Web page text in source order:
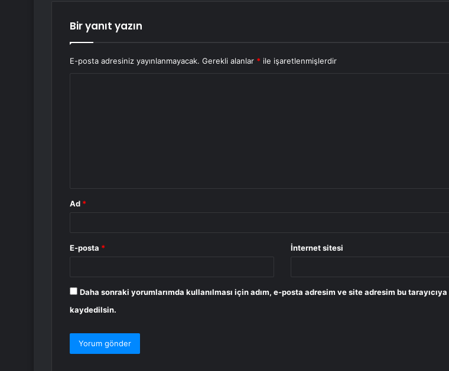
Bir yanıt yazın
E-posta adresiniz yayınlanmayacak. Gerekli alanlar * ile işaretlenmişlerdir
Ad *
E-posta * İnternet sitesi
Daha sonraki yorumlarımda kullanılması için adım, e-posta adresim ve site adresim bu tarayıcıya
kaydedilsin.